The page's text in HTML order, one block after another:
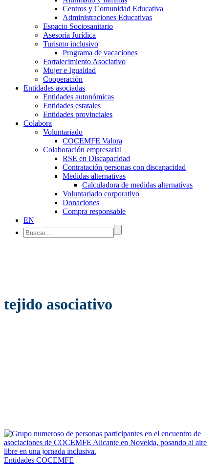
Centros y Comunidad Educativa
Administraciones Educativas
Espacio Sociosanitario
Asesoría Jurídica
Turismo inclusivo
Programa de vacaciones
Fortalecimiento Asociativo
Mujer e Igualdad
Cooperación
Entidades asociadas
Entidades autonómicas
Entidades estatales
Entidades provinciales
Colabora
Voluntariado
COCEMFE Valora
Colaboración empresarial
RSE en Discapacidad
Contratación personas con discapacidad
Medidas alternativas
Calculadora de medidas alternativas
Voluntariado corporativo
Donaciones
Compra responsable
EN
tejido asociativo
Entidades COCEMFE